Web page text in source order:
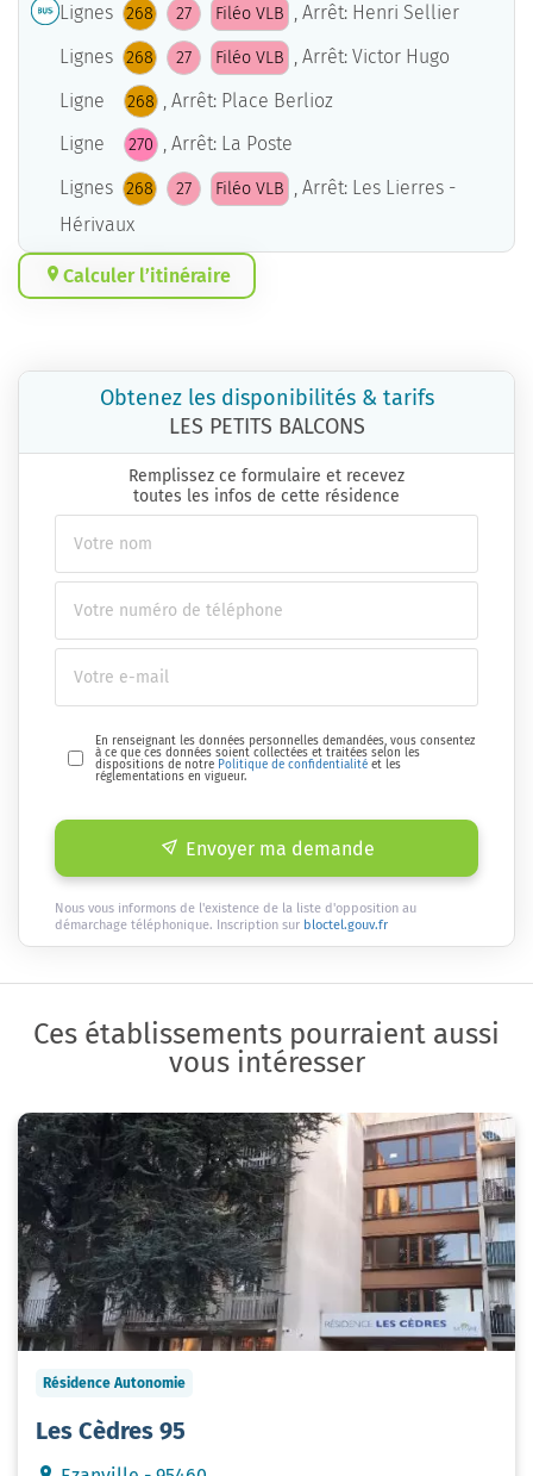
Lignes 268 27 Filéo VLB , Arrêt: Henri Sellier
Lignes
268 27 Filéo VLB
, Arrêt: Victor Hugo
Ligne
268
, Arrêt: Place Berlioz
Ligne
270 , Arrêt: La Poste
Lignes
268 27 Filéo VLB , Arrêt: Les Lierres -
Hérivaux
Calculer l’itinéraire
Obtenez les disponibilités & tarifs
LES PETITS BALCONS
Remplissez ce formulaire et recevez
toutes les infos de cette résidence
En renseignant les données personnelles demandées, vous consentez
à ce que ces données soient collectées et traitées selon les
dispositions de notre Politique de confidentialité et les
réglementations en vigueur.
Envoyer ma demande
Nous vous informons de l'existence de la liste d'opposition au
démarchage téléphonique. Inscription sur bloctel.gouv.fr
Ces établissements pourraient aussi
vous intéresser
Résidence Autonomie
Les Cèdres 95